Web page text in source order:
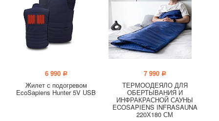
6 990 a
Жилет с подогревом
EcoSapiens Hunter 5V USB
7 990 a
ТЕРМООДЕЯЛО ДЛЯ
ОБЕРТЫВАНИЯ И
ИНФРАКРАСНОЙ САУНЫ
ECOSAPIENS INFRASAUNA
220Х180 СМ